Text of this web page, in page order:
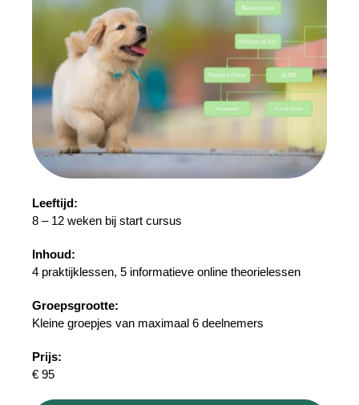
Leeftijd:
8 – 12 weken bij start cursus
Inhoud:
4 praktijklessen, 5 informatieve online theorielessen
Groepsgrootte:
Kleine groepjes van maximaal 6 deelnemers
Prijs:
€ 95